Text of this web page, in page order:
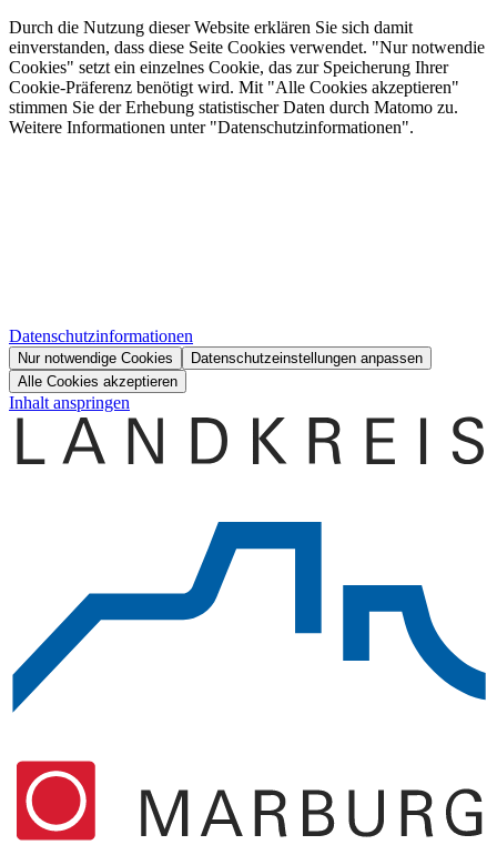
Durch die Nutzung dieser Website erklären Sie sich damit
einverstanden, dass diese Seite Cookies verwendet. "Nur notwendie
Cookies" setzt ein einzelnes Cookie, das zur Speicherung Ihrer
Cookie-Präferenz benötigt wird. Mit "Alle Cookies akzeptieren"
stimmen Sie der Erhebung statistischer Daten durch Matomo zu.
Weitere Informationen unter "Datenschutzinformationen".
Datenschutzinformationen
Nur notwendige Cookies
Datenschutzeinstellungen anpassen
Alle Cookies akzeptieren
Inhalt anspringen